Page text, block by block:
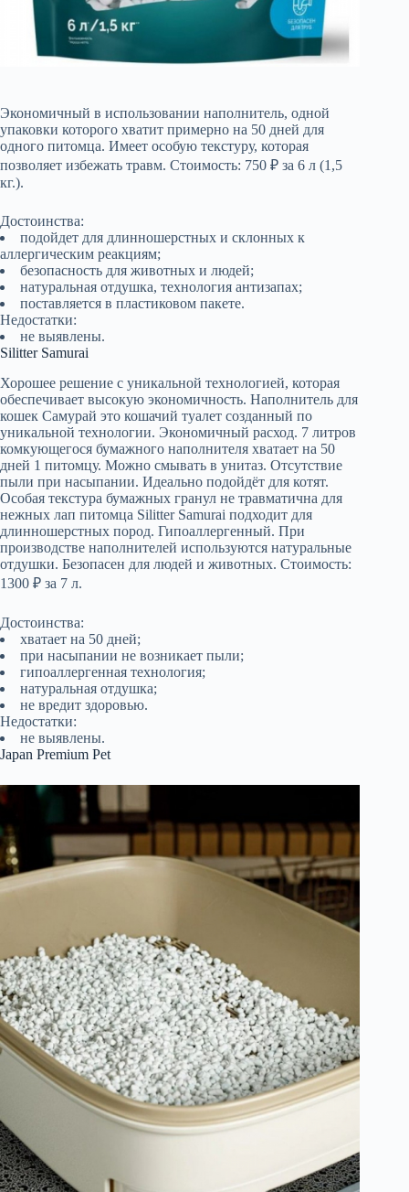
Экономичный в использовании наполнитель, одной
упаковки которого хватит примерно на 50 дней для
одного питомца. Имеет особую текстуру, которая
позволяет избежать травм. Стоимость: 750 ₽ за 6 л (1,5
кг.).
Достоинства:
подойдет для длинношерстных и склонных к
аллергическим реакциям;
безопасность для животных и людей;
натуральная отдушка, технология антизапах;
поставляется в пластиковом пакете.
Недостатки:
не выявлены.
Silitter Samurai
Хорошее решение с уникальной технологией, которая
обеспечивает высокую экономичность. Наполнитель для
кошек Самурай это кошачий туалет созданный по
уникальной технологии. Экономичный расход. 7 литров
комкующегося бумажного наполнителя хватает на 50
дней 1 питомцу. Можно смывать в унитаз. Отсутствие
пыли при насыпании. Идеально подойдёт для котят.
Особая текстура бумажных гранул не травматична для
нежных лап питомца Silitter Samurai подходит для
длинношерстных пород. Гипоаллергенный. При
производстве наполнителей используются натуральные
отдушки. Безопасен для людей и животных. Стоимость:
1300 ₽ за 7 л.
Достоинства:
хватает на 50 дней;
при насыпании не возникает пыли;
гипоаллергенная технология;
натуральная отдушка;
не вредит здоровью.
Недостатки:
не выявлены.
Japan Premium Pet